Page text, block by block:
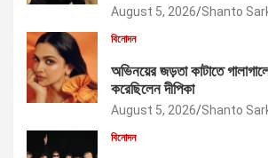
August 5, 2026 Shanto
বিনোদন
অভিনয়ের জড়তা কাটাতে
করেছিলেন দীপিকা
August 5, 2026 Shanto
বিনোদন